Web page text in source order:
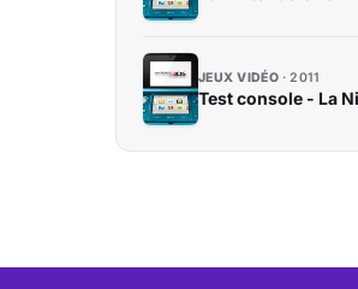
JEUX VIDÉO 2011
Test console - La